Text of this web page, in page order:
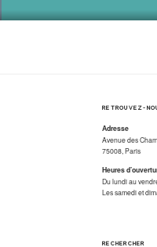
RETROUVEZ-
Adresse
Avenue des
75008, Paris
Heures
Du lundi au
Les samedi et
RECHERCHER